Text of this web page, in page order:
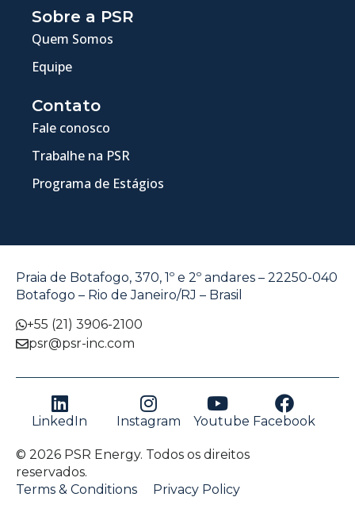
Sobre a PSR
Quem Somos
Equipe
Contato
Fale conosco
Trabalhe na PSR
Programa de Estágios
Praia de Botafogo, 370, 1º e 2º andares – 22250-040
Botafogo – Rio de Janeiro/RJ – Brasil
+55 (21) 3906-2100
psr@psr-inc.com
LinkedIn Instagram Youtube Facebook
© 2026 PSR Energy. Todos os direitos
reservados.
Terms & Conditions
Privacy Policy